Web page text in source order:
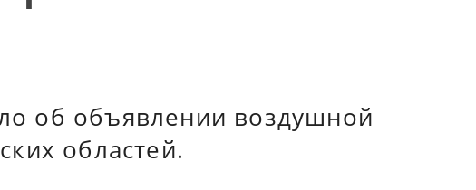
об объявлении воздушной
областей.